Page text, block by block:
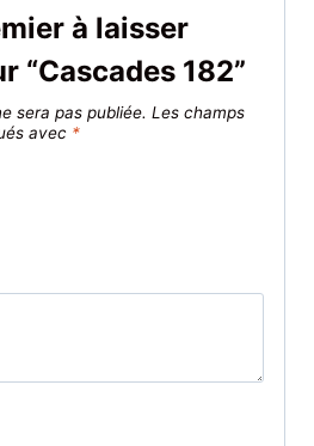
à laisser
“Cascades 182”
sera pas publiée. Les champs
avec *